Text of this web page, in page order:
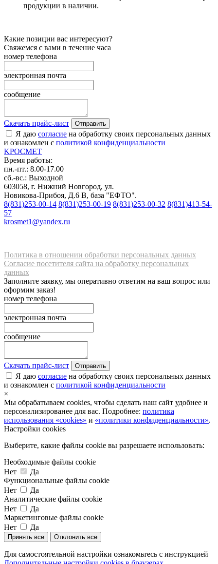
продукции в наличии.
Какие позиции вас интересуют?
Свяжемся с вами в течение часа
номер телефона
электронная почта
сообщение
Скачать прайс-лист Отправить
Я даю согласие на обработку своих персональных данных
и ознакомлен с политикой конфиденциальности
KРОСМЕТ
Время работы:
пн.-пт.: 8.00-17.00
сб.-вс.: Выходной
603058, г. Нижний Новгород, ул.
Новикова-Прибоя, Д.6 В, база "ЕФТО".
8(831)253-00-14 8(831)253-00-19 8(831)253-00-32 8(831)413-54-
57
krosmet1@yandex.ru
Политика в отношении обработки персональных данных
Согласие посетителя сайта на обработку персональных
данных
Заполните заявку, мы оперативно ответим на ваш вопрос или
оформим заказ!
номер телефона
электронная почта
сообщение
Скачать прайс-лист Отправить
Я даю согласие на обработку своих персональных данных
и ознакомлен с политикой конфиденциальности
×
Мы обрабатываем cookies, чтобы сделать наш сайт удобнее и
персонализированее для вас. Подробнее: политика
использования «cookies» и «политики конфиденциальности».
Настройки cookies
Выберите, какие файлы cookie вы разрешаете использовать:
Необходимые файлы cookie
Нет
Да
Функциональные файлы cookie
Нет
Да
Аналитические файлы cookie
Нет
Да
Маркетинговые файлы cookie
Нет
Да
Принять все Отклонить все
Для самостоятельной настройки ознакомьтесь с инструкцией